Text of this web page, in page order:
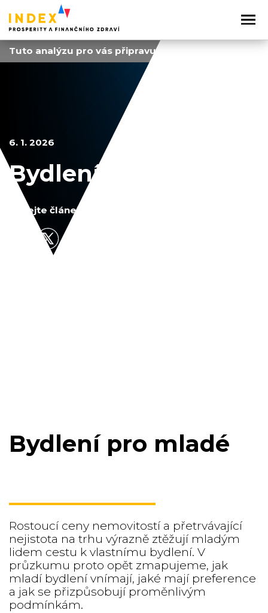
Tuto analýzu pro vás připravujeme.
6. 1. 2026
Bydlení pro mladé
Sdílejte článek
Bydlení pro mladé
Rostoucí ceny nemovitostí a přetrvávající
nejistota na trhu výrazně ztěžují mladým
lidem cestu k vlastnímu bydlení. V
průzkumu proto opět zmapujeme, jak
mladí bydlení vnímají, jaké mají preference
a jak se přizpůsobují proměnlivým
podmínkám.